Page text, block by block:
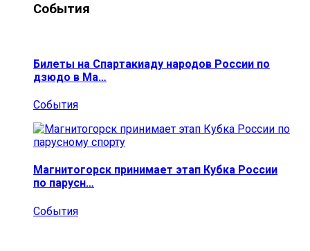
События
Билеты на Спартакиаду народов России по
дзюдо в Ма…
События
Магнитогорск принимает этап Кубка России
по парусн…
События